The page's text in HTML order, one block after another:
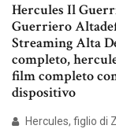
Hercules Il
Guerriero
Streaming Alta
completo,
film completo
dispositivo
Hercules, figlio di